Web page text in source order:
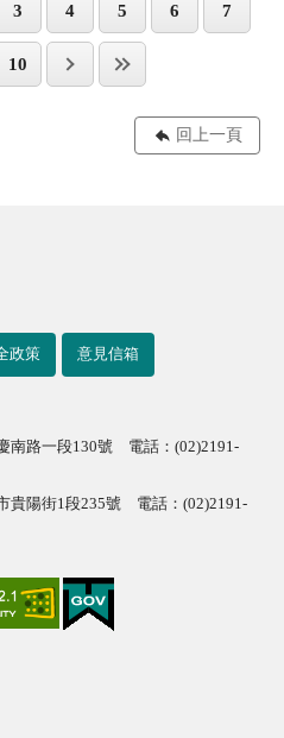
3 4 5 6 7
10
回上一頁
政策 意見信箱
南路一段130號 電話：(02)2191-
貴陽街1段235號 電話：(02)2191-